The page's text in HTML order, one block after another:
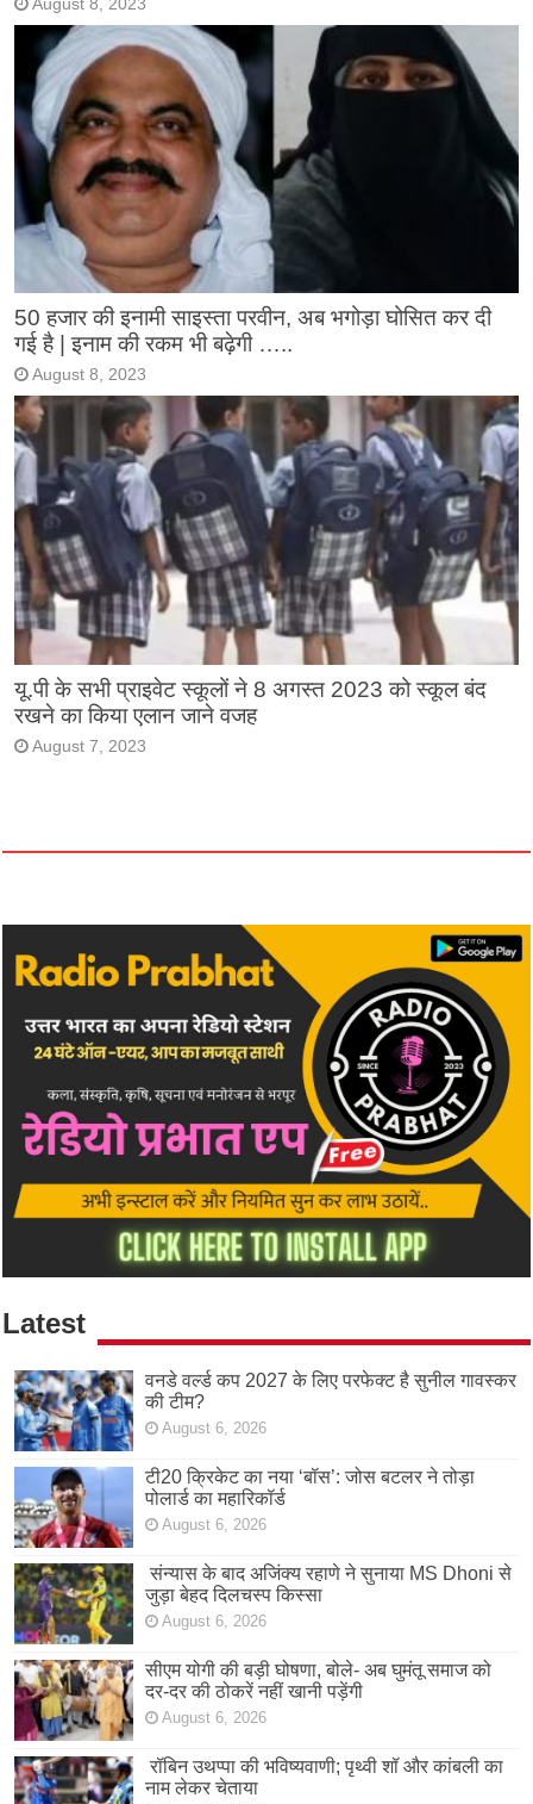
August 8, 2023
50 हजार की इनामी साइस्ता परवीन, अब भगोड़ा घोसित कर दी
गई है | इनाम की रकम भी बढ़ेगी …..
August 8, 2023
यू.पी के सभी प्राइवेट स्कूलों ने 8 अगस्त 2023 को स्कूल बंद
रखने का किया एलान जाने वजह
August 7, 2023
Latest
वनडे वर्ल्ड कप 2027 के लिए परफेक्ट है सुनील गावस्कर
की टीम?
August 6, 2026
टी20 क्रिकेट का नया ‘बॉस’: जोस बटलर ने तोड़ा
पोलार्ड का महारिकॉर्ड
August 6, 2026
संन्यास के बाद अजिंक्‍य रहाणे ने सुनाया MS Dhoni से
जुड़ा बेहद दिलचस्प किस्सा
August 6, 2026
सीएम योगी की बड़ी घोषणा, बोले- अब घुमंतू समाज को
दर-दर की ठोकरें नहीं खानी पड़ेंगी
August 6, 2026
रॉबिन उथप्पा की भविष्यवाणी; पृथ्वी शॉ और कांबली का
नाम लेकर चेताया